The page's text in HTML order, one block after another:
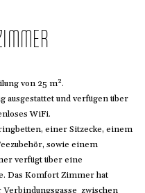
von 25 m².
und verfügen über
WiFi.
einer Sitzecke, einem
sowie einem
verfügt über eine
Das Komfort Zimmer hat
Verbindungsgasse zwischen